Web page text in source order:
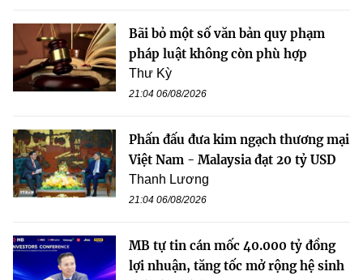
Bãi bỏ một số văn bản quy phạm
pháp luật không còn phù hợp
Thư Kỳ
21:04 06/08/2026
Phấn đấu đưa kim ngạch thương mại
Việt Nam - Malaysia đạt 20 tỷ USD
Thanh Lương
21:04 06/08/2026
MB tự tin cán mốc 40.000 tỷ đồng
lợi nhuận, tăng tốc mở rộng hệ sinh